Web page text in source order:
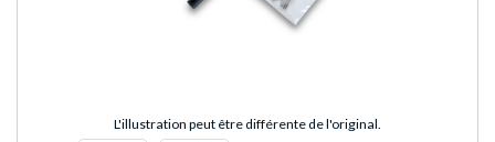
L'illustration peut être différente de l'original.